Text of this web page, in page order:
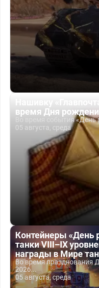
Нашивку
время Дня
Во время события
05 августа, среда
Контейнеры «День
танки VIII–IX
награды в Мире
Во время празднования
2026...
05 августа, среда